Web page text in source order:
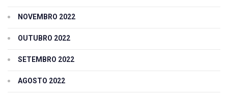
NOVEMBRO 2022
OUTUBRO 2022
SETEMBRO 2022
AGOSTO 2022